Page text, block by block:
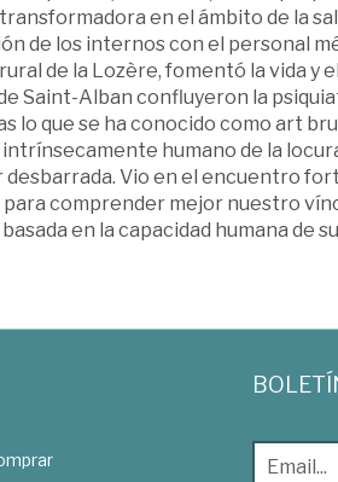
en el ámbito de la
de los internos con el personal
de la Lozère, fomentó la vida y
Saint-Alban confluyeron la
lo que se ha conocido como art
humano de la
desbarrada. Vio en el encuentro
comprender mejor nuestro
en la capacidad humana de